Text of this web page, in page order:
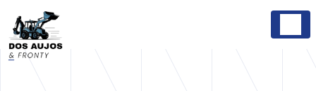
Panneau de gestion des cookies